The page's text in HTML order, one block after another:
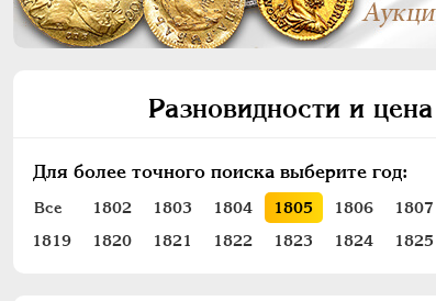
Разновидности и
Для более точного поиска выберите год:
Все 1802 1803 1804 1805 1806 1807
1819
1820 1821 1822 1823 1824 1825